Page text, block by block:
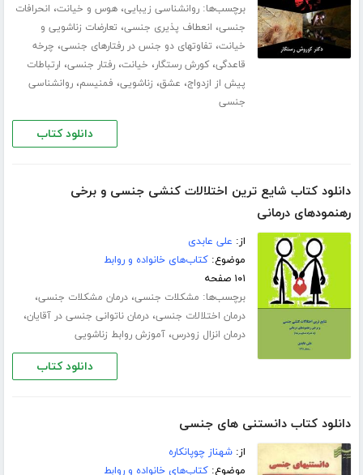
برچسب‌ها:روانشناسی زیبایی،هوس و خیانت، انحرافات
جنسی، انعطاف پذیری جنسی، تعارضات زناشویی و
خیانت، تفاوتهای دو جنس در رفتارهای جنسی، چرخه
قاعدگی،کورش رستگار، خیانت،رفتار جنسی، ارتباطات
پیش از ازدواج، عشق، زناشویی، فمنیسم،روانشناسی
جنسی
دانلود کتاب
دانلود کتاب شایع ترین اختلالات کنشی جنسی و برخی
رهنمودهای درمانی
از: علی عابدی
موضوع:کتاب‌های خانواده و روابط
۱۰۱ صفحه
برچسب‌ها: مشکلات جنسی،درمان مشکلات جنسی،
درمان اختلالات جنسی،درمان ناتوانی جنسی در آقایان،
درمان انزال زودرس،آموزش روابط زناشویی
دانلود کتاب
دانلود کتاب دانستنی های جنسی
از:شهناز چوپانکاره
موضوع:کتاب‌های خانواده و روابط